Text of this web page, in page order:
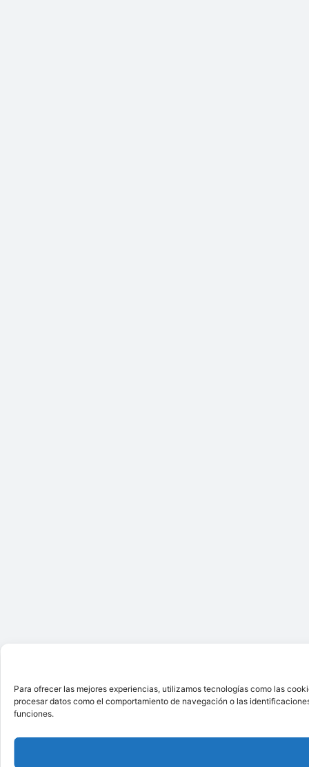
Para ofrecer las mejores experiencias, utilizamos tecnologías como las
procesar datos como el comportamiento de navegación o las
funciones.